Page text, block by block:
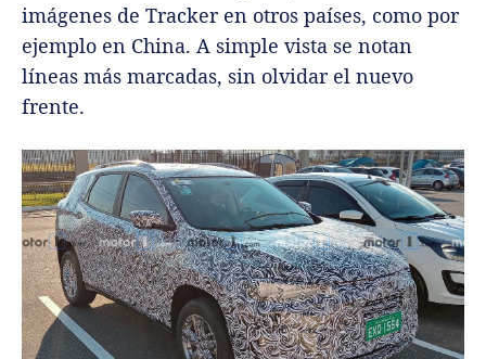
imágenes de Tracker en otros países, como por
ejemplo en China. A simple vista se notan
líneas más marcadas, sin olvidar el nuevo
frente.